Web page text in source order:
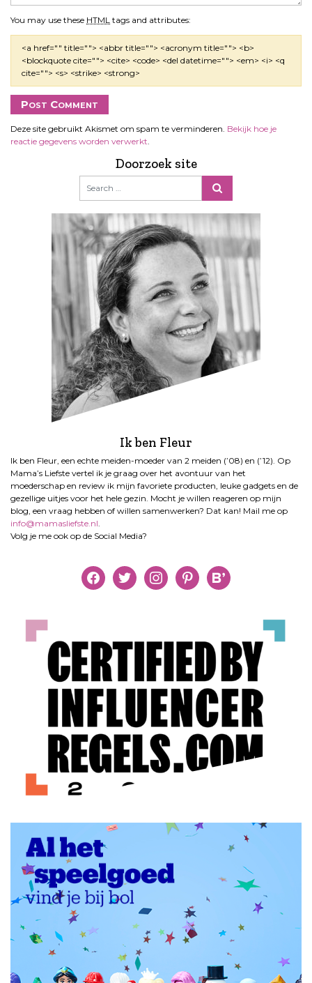
You may use these HTML tags and attributes:
<a href="" title=""> <abbr title=""> <acronym title=""> <b>
<blockquote cite=""> <cite> <code> <del datetime=""> <em> <i> <q
cite=""> <s> <strike> <strong>
Deze site gebruikt Akismet om spam te verminderen. Bekijk hoe je
reactie gegevens worden verwerkt
Doorzoek site
Ik ben Fleur
Ik ben Fleur, een echte meiden-moeder van 2 meiden (’08) en (’12). Op
Mama’s Liefste vertel ik je graag over het avontuur van het
moederschap en review ik mijn favoriete producten, leuke gadgets en de
gezellige uitjes voor het hele gezin. Mocht je willen reageren op mijn
blog, een vraag hebben of willen samenwerken? Dat kan! Mail me op
info@mamasliefste.nl
Volg je me ook op de Social Media?
facebooktwitter instagrampinterestbloglovin